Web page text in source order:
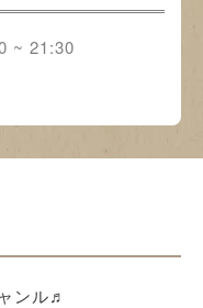
~ 21:30
ンル♬